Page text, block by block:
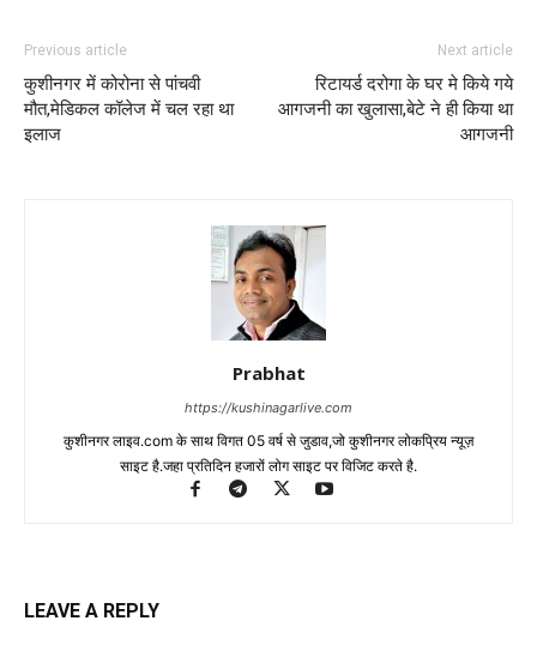
Previous article
कुशीनगर में कोरोना से पांचवी
मौत,मेडिकल कॉलेज में चल रहा था
इलाज
Next article
रिटायर्ड दरोगा के घर मे किये गये
आगजनी का खुलासा,बेटे ने ही किया था
आगजनी
Prabhat
https://kushinagarlive.com
कुशीनगर लाइव.com के साथ विगत 05 वर्ष से जुडाव,जो कुशीनगर लोकप्रिय न्यूज़
साइट है.जहा प्रतिदिन हजारों लोग साइट पर विजिट करते है.
LEAVE A REPLY